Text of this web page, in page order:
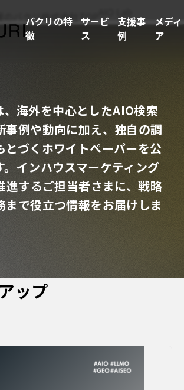
バクリの特
徴
サービ
ス
支援事
例
メディ
ア
のバクリ株式会社TOP
海外を中心としたAIO検索
事例や動向に加え、独自の調
とづくホワイトペーパーを公
。インハウスマーケティング
進するご担当者さまに、戦略
まで役立つ情報をお届けしま
ップ